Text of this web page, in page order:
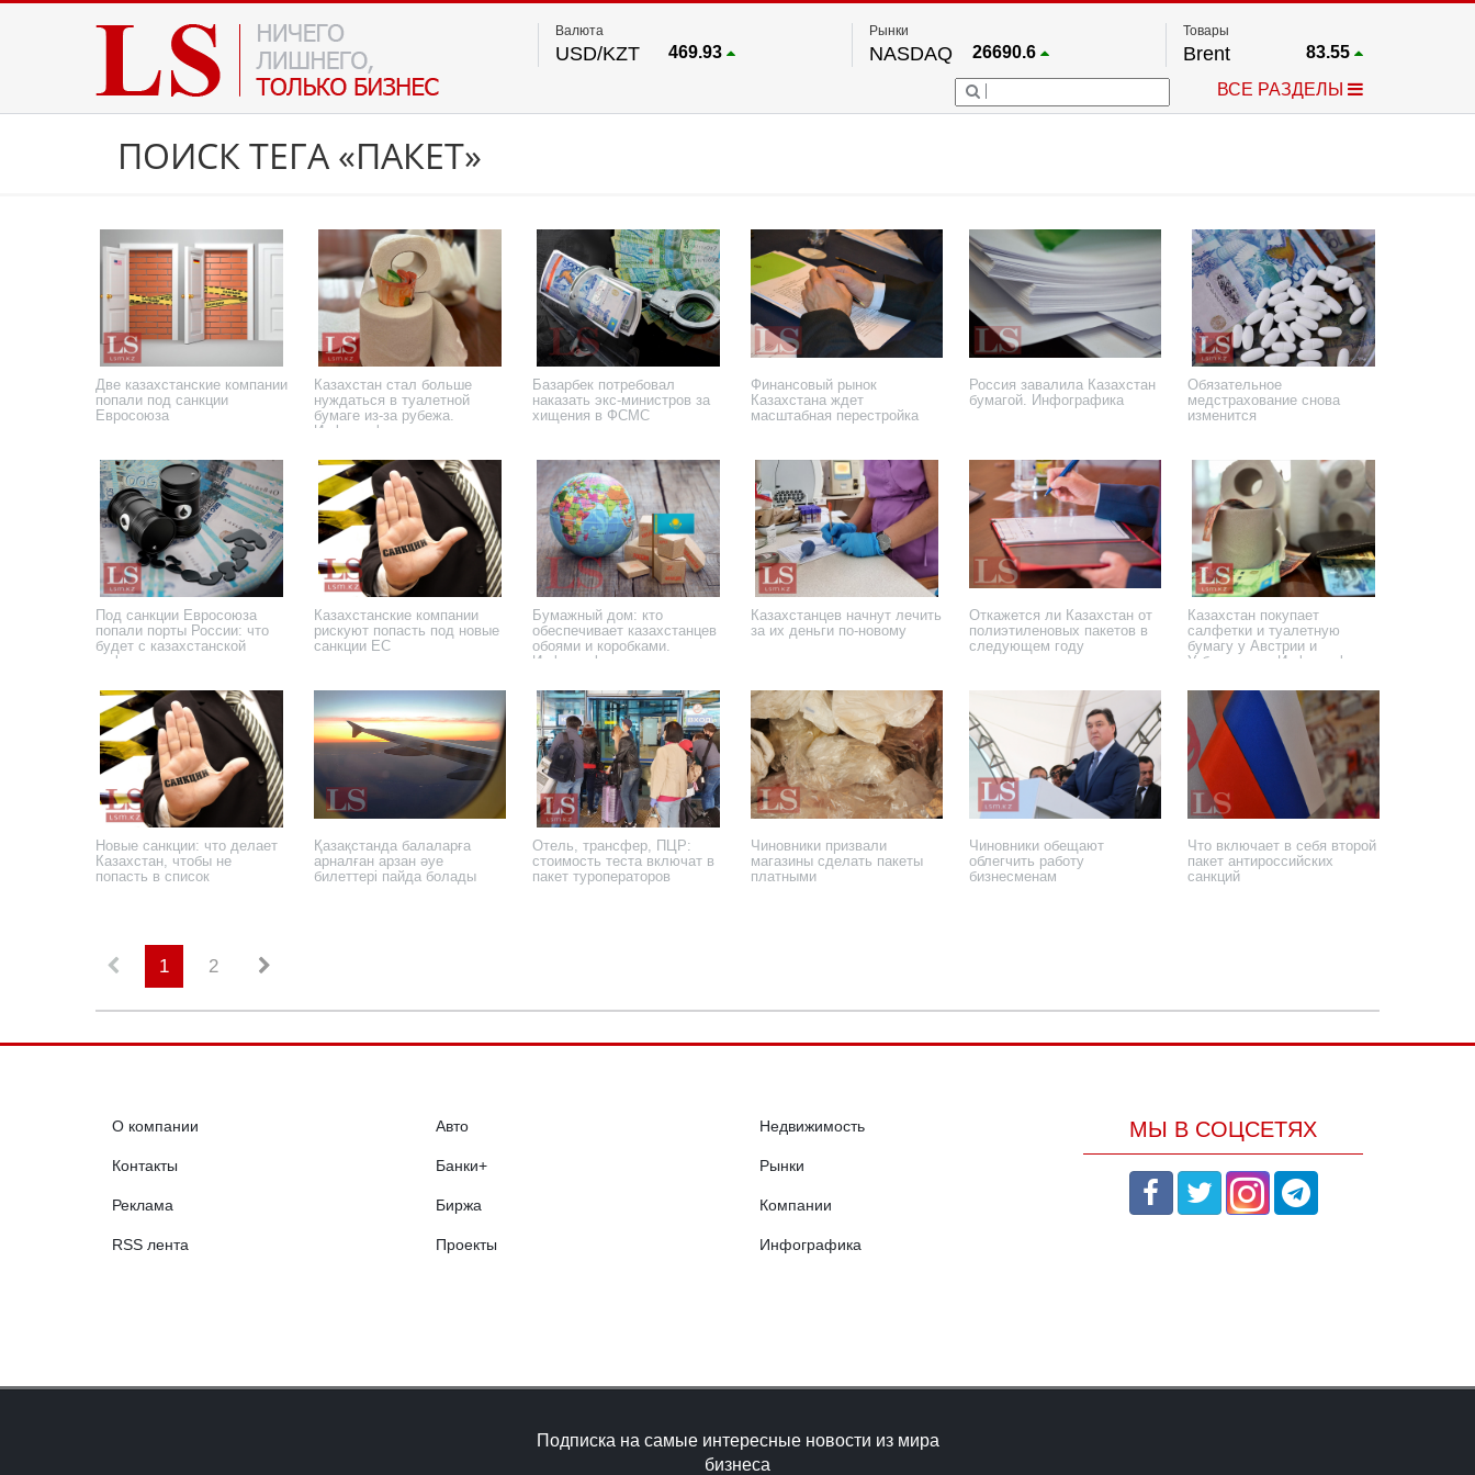
Валюта
USD/KZT 469.93
Рынки
NASDAQ 26690.6
FTSE 100 67.17
54036.9
Товары
Brent 83.55
Платина
2.662
ВСЕ РАЗДЕЛЫ
ПОИСК ТЕГА «ПАКЕТ»
Две казахстанские компании
попали под санкции
Евросоюза
Казахстан стал больше
нуждаться в туалетной
бумаге из-за рубежа.
Инфографика
Базарбек потребовал
наказать экс-министров за
хищения в ФСМС
Финансовый рынок
Казахстана ждет
масштабная перестройка
Россия завалила Казахстан
бумагой. Инфографика
Обязательное
медстрахование снова
изменится
Под санкции Евросоюза
попали порты России: что
будет с казахстанской
нефтью
Казахстанские компании
рискуют попасть под новые
санкции ЕС
Бумажный дом: кто
обеспечивает казахстанцев
обоями и коробками.
Инфографика
Казахстанцев начнут лечить
за их деньги по-новому
Откажется ли Казахстан от
полиэтиленовых пакетов в
следующем году
Казахстан покупает
салфетки и туалетную
бумагу у Австрии и
Узбекистана. Инфографика
Новые санкции: что делает
Казахстан, чтобы не
попасть в список
Қазақстанда балаларға
арналған арзан әуе
билеттері пайда болады
Отель, трансфер, ПЦР:
стоимость теста включат в
пакет туроператоров
Чиновники призвали
магазины сделать пакеты
платными
Чиновники обещают
облегчить работу
бизнесменам
Что включает в себя второй
пакет антироссийских
санкций
1 2
О компании
Контакты
Реклама
RSS лента
Авто
Банки+
Биржа
Проекты
Недвижимость
Рынки
Компании
Инфографика
МЫ В СОЦСЕТЯХ
Подписка на самые интересные новости из мира
бизнеса